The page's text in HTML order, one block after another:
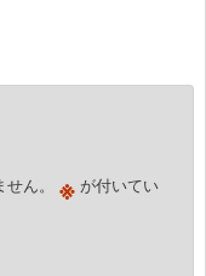
ん。 ※が付いてい